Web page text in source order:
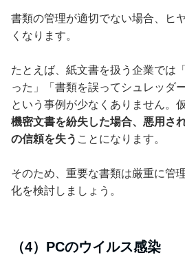
書類の管理が適切でない場合、ヒ
くなります。
たとえば、紙文書を扱う企業では
った」「書類を誤ってシュレッダ
という事例が少なくありません。仮
機密文書を紛失した場合、悪用さ
の信頼を失う ことになります。
そのため、重要な書類は厳重に管
化を検討しましょう。
（4）PCのウイルス感染